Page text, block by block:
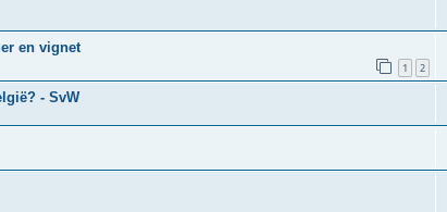
en vignet
1 2
- SvW